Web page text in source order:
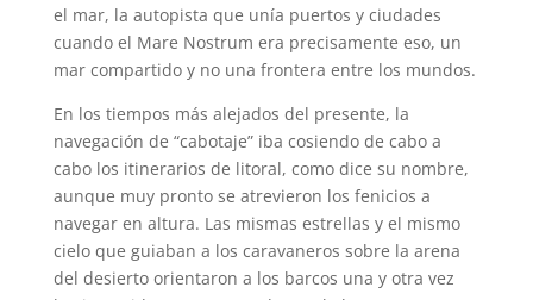
el mar, la autopista que unía puertos y ciudades
cuando el Mare Nostrum era precisamente eso, un
mar compartido y no una frontera entre los mundos.
En los tiempos más alejados del presente, la
navegación de “cabotaje” iba cosiendo de cabo a
cabo los itinerarios de litoral, como dice su nombre,
aunque muy pronto se atrevieron los fenicios a
navegar en altura. Las mismas estrellas y el mismo
cielo que guiaban a los caravaneros sobre la arena
del desierto orientaron a los barcos una y otra vez